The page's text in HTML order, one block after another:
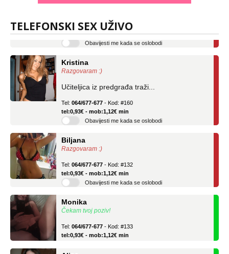
TELEFONSKI SEX UŽIVO
tel:0,93€ - mob:1,12€ min
Razgovaram :)
tel:0,93€ - mob:1,12€ min
Obavijesti me kada se oslobodi
Razgovaram :)
tel:0,93€ - mob:1,12€ min
Obavijesti me kada se oslobodi
Čekam tvoj poziv!
tel:0,93€ - mob:1,12€ min